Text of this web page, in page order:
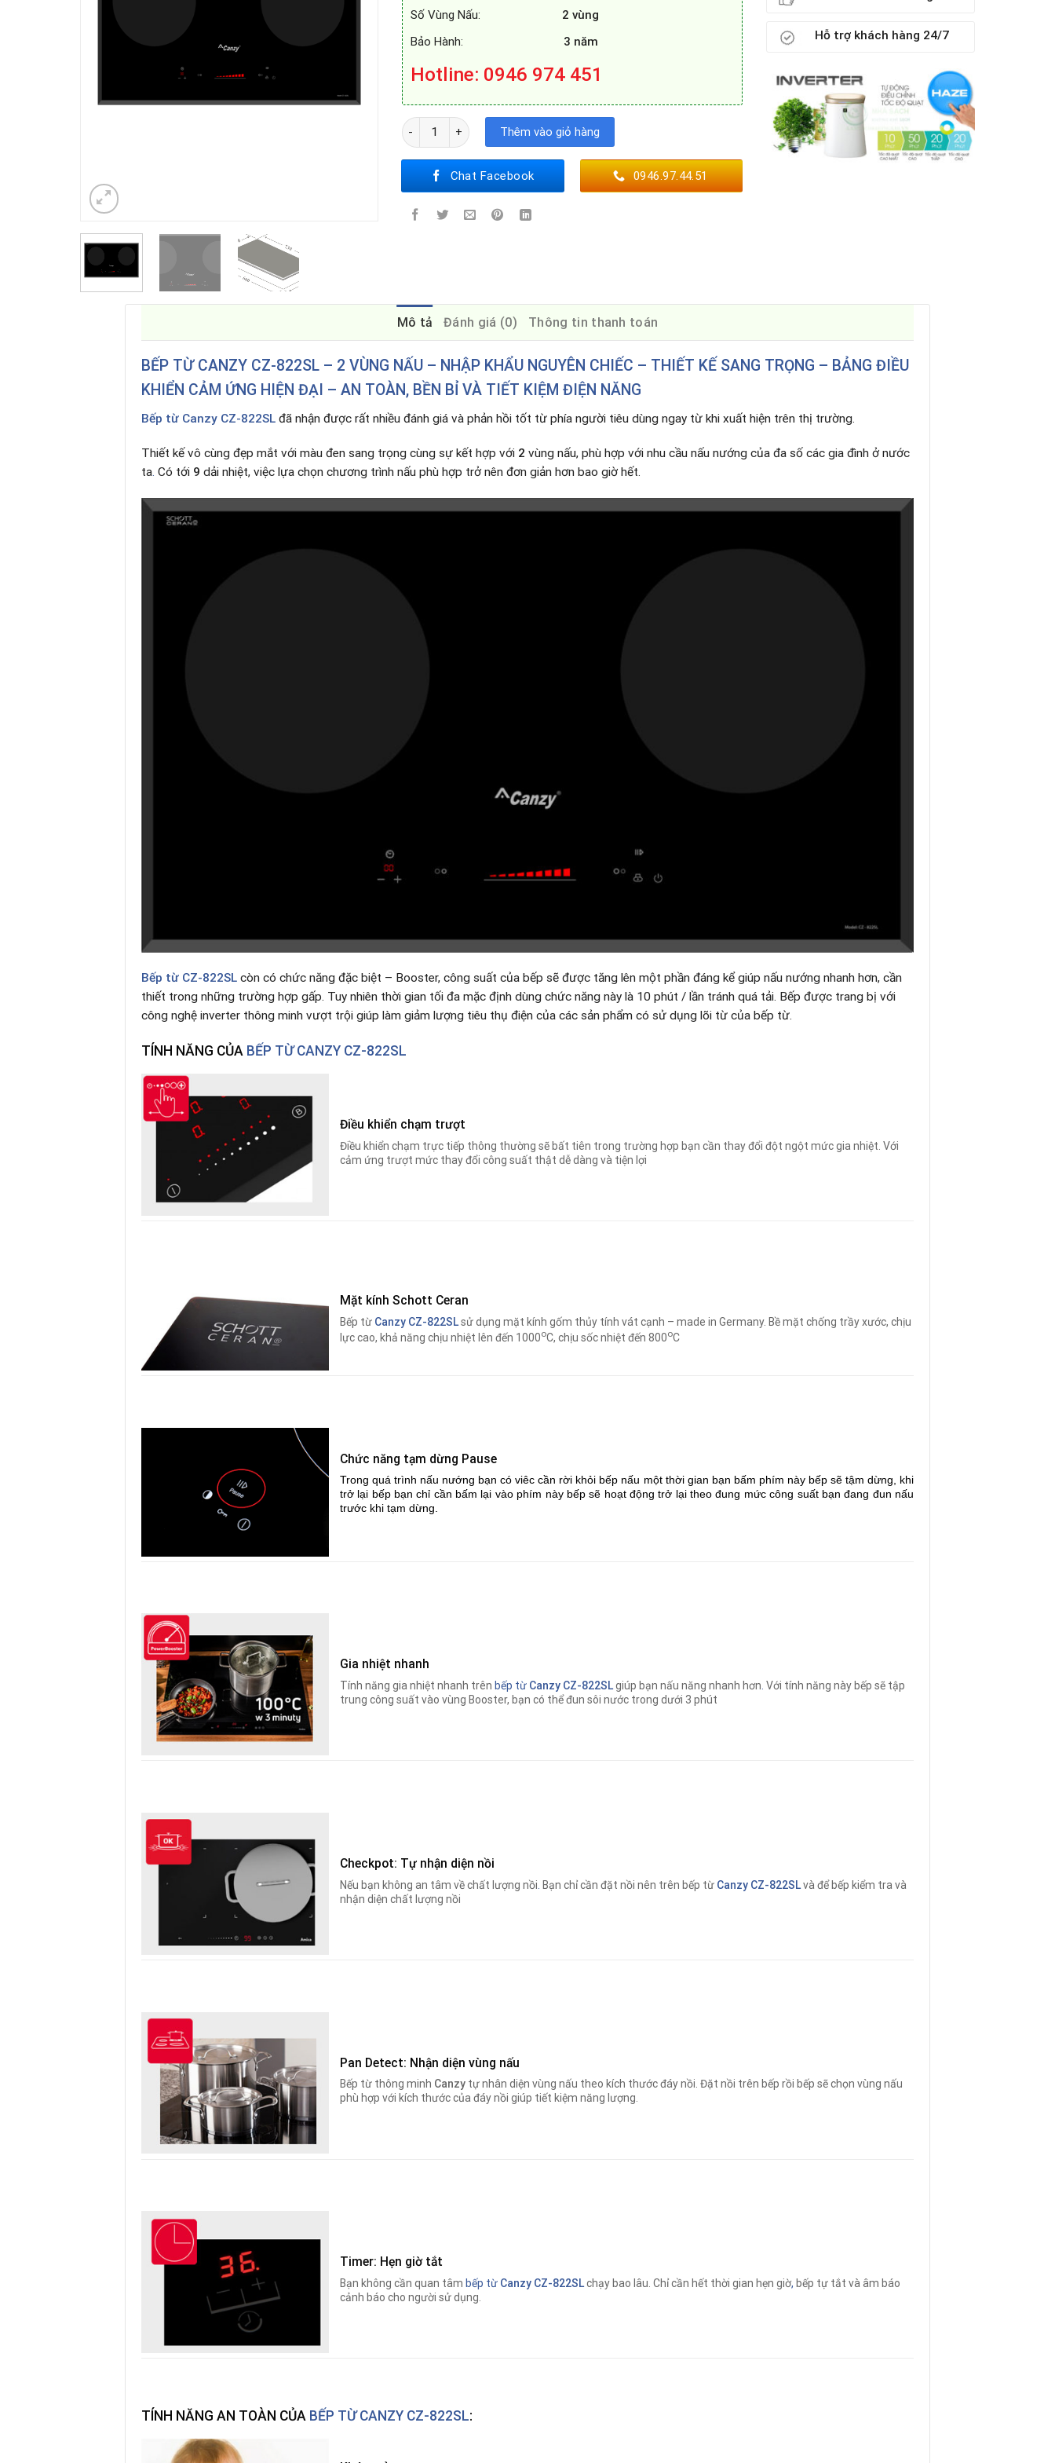
Số Vùng Nấu: 2 vùng
Bảo Hành: 3 năm
Hotline: 0946 974 451
BẾP TỪ CANZY CZ-822SL số lượng
Thêm vào giỏ hàng
Chat Facebook 0946.97.44.51
Hỗ trợ khách hàng 24/7
Mô tả Đánh giá (0) Thông tin thanh toán
BẾP TỪ CANZY CZ-822SL – 2 VÙNG NẤU – NHẬP KHẨU NGUYÊN CHIẾC – THIẾT KẾ SANG TRỌNG – BẢNG ĐIỀU
KHIỂN CẢM ỨNG HIỆN ĐẠI – AN TOÀN, BỀN BỈ VÀ TIẾT KIỆM ĐIỆN NĂNG
Bếp từ Canzy CZ-822SL đã nhận được rất nhiều đánh giá và phản hồi tốt từ phía người tiêu dùng ngay từ khi xuất hiện trên thị trường.
Thiết kế vô cùng đẹp mắt với màu đen sang trọng cùng sự kết hợp với 2 vùng nấu, phù hợp với nhu cầu nấu nướng của đa số các gia đình ở nước
ta. Có tới 9 dải nhiệt, việc lựa chọn chương trình nấu phù hợp trở nên đơn giản hơn bao giờ hết.
Bếp từ CZ-822SL còn có chức năng đặc biệt – Booster, công suất của bếp sẽ được tăng lên một phần đáng kể giúp nấu nướng nhanh hơn, cần
thiết trong những trường hợp gấp. Tuy nhiên thời gian tối đa mặc định dùng chức năng này là 10 phút / lần tránh quá tải. Bếp được trang bị với
công nghệ inverter thông minh vượt trội giúp làm giảm lượng tiêu thụ điện của các sản phẩm có sử dụng lõi từ của bếp từ.
TÍNH NĂNG CỦA BẾP TỪ CANZY CZ-822SL
Điều khiển chạm trượt
Điều khiển chạm trực tiếp thông thường sẽ bất tiên trong trường hợp bạn cần thay đổi đột ngột mức gia nhiệt. Với
cảm ứng trượt mức thay đổi công suất thật dễ dàng và tiện lợi
Mặt kính Schott Ceran
Bếp từ Canzy CZ-822SLsử dụng mặt kính gốm thủy tính vát cạnh – made in Germany. Bề mặt chống trầy xước, chịu
lực cao, khả năng chịu nhiệt lên đến 1000oC, chịu sốc nhiệt đến 800oC
Chức năng tạm dừng Pause
Trong quá trình nấu nướng bạn có viêc cần rời khỏi bếp nấu một thời gian bạn bấm phím này bếp sẽ tậm dừng, khi
trở lại bếp bạn chỉ cần bấm lại vào phím này bếp sẽ hoạt động trở lại theo đung mức công suất bạn đang đun nấu
trước khi tạm dừng.
Gia nhiệt nhanh
Tính năng gia nhiệt nhanh trên bếp từ Canzy CZ-822SLgiúp bạn nấu năng nhanh hơn Với tính năng này bếp sẽ tập
trung công suất vào vùng Booster, bạn có thể đun sôi nước trong dưới 3 phút
Checkpot: Tự nhận diện nồi
Nếu bạn không an tâm về chất lượng nồi Bạn chỉ cần đặt nồi nên trên bếp từ Canzy CZ-822SLvà để bếp kiểm tra và
nhận diện chất lượng nồi
Pan Detect: Nhận diện vùng nấu
Bếp từ thông minh Canzytự nhân diện vùng nấu theo kích thước đáy nồi. Đặt nồi trên bếp rồi bếp sẽ chọn vùng nấu
phù hợp với kích thước của đáy nồi giúp tiết kiệm năng lượng.
Timer: Hẹn giờ tắt
Bạn không cần quan tâm bếp từ Canzy CZ-822SLchạy bao lâu. Chỉ cần hết thời gian hẹn giờ, bếp tự tắt và âm báo
cảnh báo cho người sử dụng.
TÍNH NĂNG AN TOÀN CỦA BẾP TỪ CANZY CZ-822SL: